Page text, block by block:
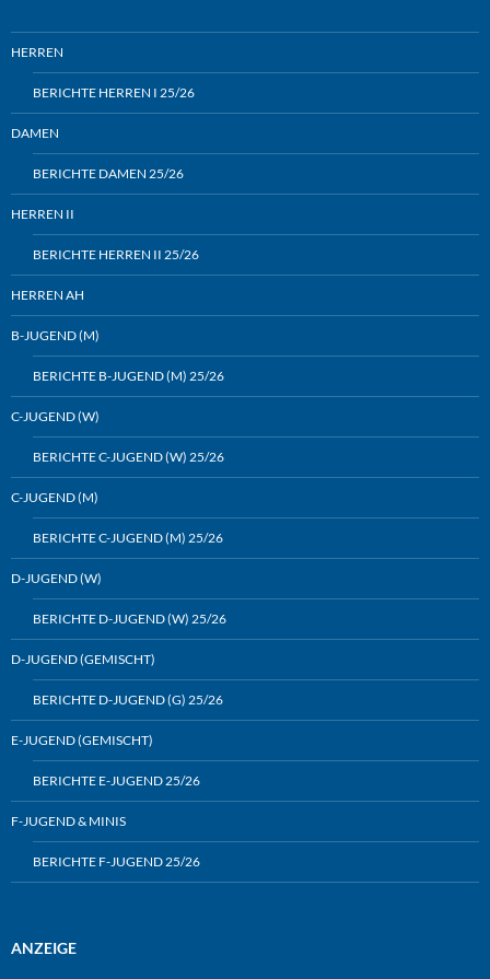
HERREN
BERICHTE HERREN I 25/26
DAMEN
BERICHTE DAMEN 25/26
HERREN II
BERICHTE HERREN II 25/26
HERREN AH
B-JUGEND (M)
BERICHTE B-JUGEND (M) 25/26
C-JUGEND (W)
BERICHTE C-JUGEND (W) 25/26
C-JUGEND (M)
BERICHTE C-JUGEND (M) 25/26
D-JUGEND (W)
BERICHTE D-JUGEND (W) 25/26
D-JUGEND (GEMISCHT)
BERICHTE D-JUGEND (G) 25/26
E-JUGEND (GEMISCHT)
BERICHTE E-JUGEND 25/26
F-JUGEND & MINIS
BERICHTE F-JUGEND 25/26
ANZEIGE